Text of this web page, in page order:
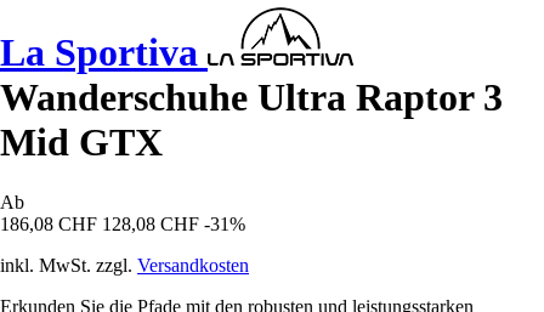
La Sportiva
Wanderschuhe Ultra Raptor 3
Mid GTX
Ab
186,08 CHF 128,08 CHF -31%
inkl. MwSt. zzgl. Versandkosten
Erkunden Sie die Pfade mit den robusten und leistungsstarken